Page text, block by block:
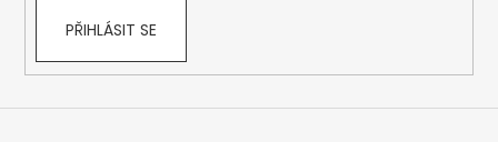
PŘIHLÁSIT SE